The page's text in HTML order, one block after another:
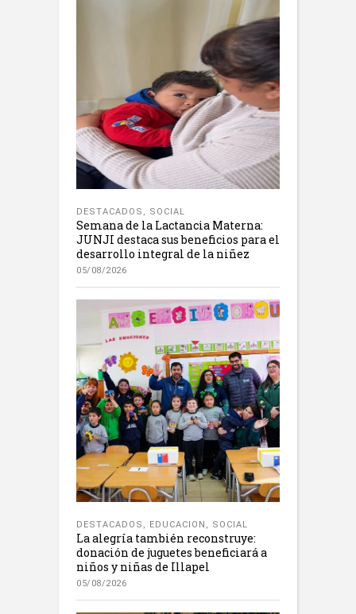
DESTACADOS , SOCIAL
Semana de la Lactancia Materna:
JUNJI destaca sus beneficios para el
desarrollo integral de la niñez
05/08/2026
DESTACADOS , EDUCACION , SOCIAL
La alegría también reconstruye:
donación de juguetes beneficiará a
niños y niñas de Illapel
05/08/2026